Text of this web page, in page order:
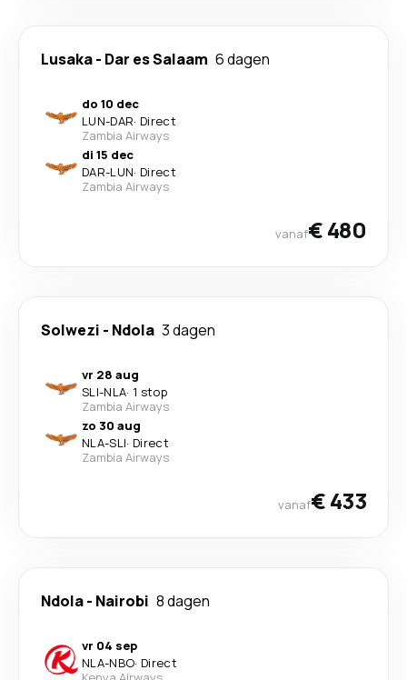
Lusaka- Dar es Salaam 6 dagen
do 10 dec
LUN-DAR· Direct
Zambia Airways
di 15 dec
DAR-LUN· Direct
Zambia Airways
vanaf€ 480
Solwezi - Ndola 3 dagen
vr 28 aug
SLI-NLA· 1 stop
Zambia Airways
zo 30 aug
NLA-SLI· Direct
Zambia Airways
vanaf€ 433
Ndola- Nairobi 8 dagen
vr 04 sep
NLA-NBO· Direct